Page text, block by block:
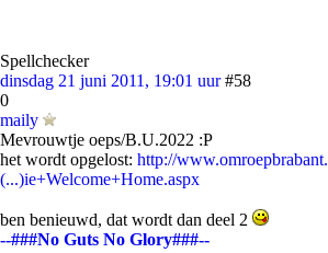
Spellchecker
dinsdag 21 juni 2011, 19:01 uur #58
0
maily
Mevrouwtje oeps/B.U.2022 :P
het wordt opgelost: http://www.omroepbrabant.
(...)ie+Welcome+Home.aspx
ben benieuwd, dat wordt dan deel 2
--###No Guts No Glory###--